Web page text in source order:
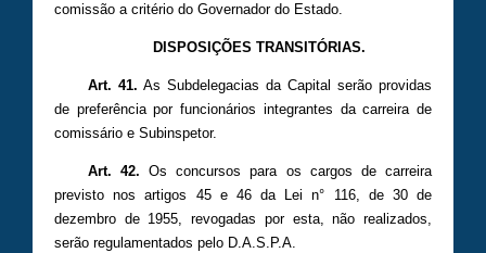
comissão a critério do Governador do Estado.
DISPOSIÇÕES TRANSITÓRIAS.
Art. 41. As Subdelegacias da Capital serão providas
de preferência por funcionários integrantes da carreira de
comissário e Subinspetor.
Art. 42. Os concursos para os cargos de carreira
previsto nos artigos 45 e 46 da Lei n° 116, de 30 de
dezembro de 1955, revogadas por esta, não realizados,
serão regulamentados pelo D.A.S.P.A.